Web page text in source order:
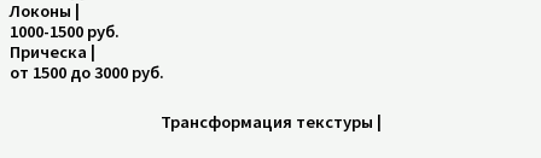
Локоны |
1000-1500 руб.
Прическа |
от 1500 до 3000 руб.
Трансформация текстуры